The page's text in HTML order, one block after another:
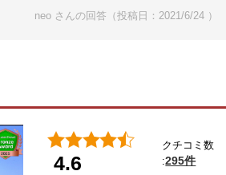
neo さんの回答（投稿日：2021/6/24 ）
4.6
クチコミ数
:295件